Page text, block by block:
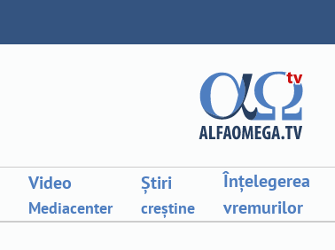
Video
Mediacenter
Știri
creștine
Înțelegerea
vremurilor